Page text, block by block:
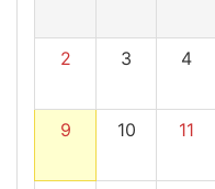
2 3 4
9 10 11